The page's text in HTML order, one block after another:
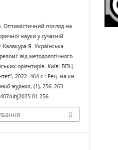
Оптимістичний погляд на
науки у сучасній
Калакура Я. Українська
від методологічного
орієнтирів. Київ: ВПЦ
2022. 464 с.: Рец. на кн.
журнал, (1), 256–263.
uhj2025.01.256